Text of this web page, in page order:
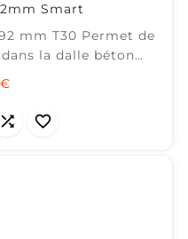
Smart
Permet de
la dalle béton
€Prix
 